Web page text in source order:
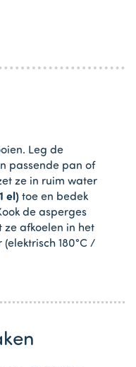
Leg de
passende pan of
ze in ruim water
el) toe en bedek
de asperges
ze afkoelen in het
180°C /